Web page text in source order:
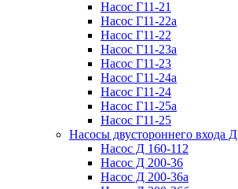
Насос Г11-21
Насос Г11-22а
Насос Г11-22
Насос Г11-23а
Насос Г11-23
Насос Г11-24а
Насос Г11-24
Насос Г11-25а
Насос Г11-25
Насосы двустороннего входа Д
Насос Д 160-112
Насос Д 200-36
Насос Д 200-36а